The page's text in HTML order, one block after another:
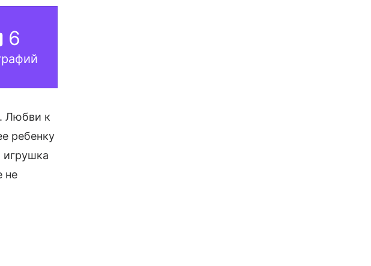
6
Любви к
ребенку
игрушка
не